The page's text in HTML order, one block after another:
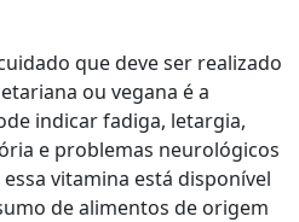
que deve ser realizado
ou vegana é a
indicar fadiga, letargia,
e problemas neurológicos
vitamina está disponível
de alimentos de origem